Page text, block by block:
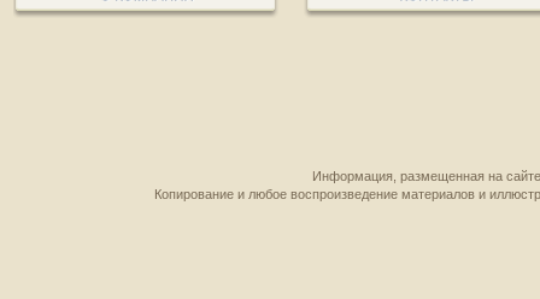
Информация, размещенная на
Копирование и любое воспроизведение материалов и